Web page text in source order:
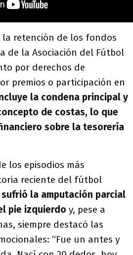
la retención de los fondos
de la Asociación del Fútbol
por derechos de
premios o participación en
la condena principal y
de costas, lo que
sobre la tesorería
los episodios más
reciente del fútbol
la amputación parcial
pie izquierdo y, pese a
siempre destacó las
“Fue un antes y